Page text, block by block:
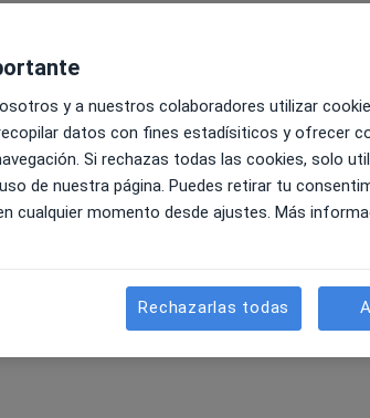
La reserva de cita online no está
Mostrar perfil
y a nuestros colaboradores utilizar
datos con fines estadísiticos y ofrecer
Si rechazas todas las cookies, solo
de nuestra página. Puedes retirar tu
cualquier momento desde ajustes. Más
Rechazarlas todas